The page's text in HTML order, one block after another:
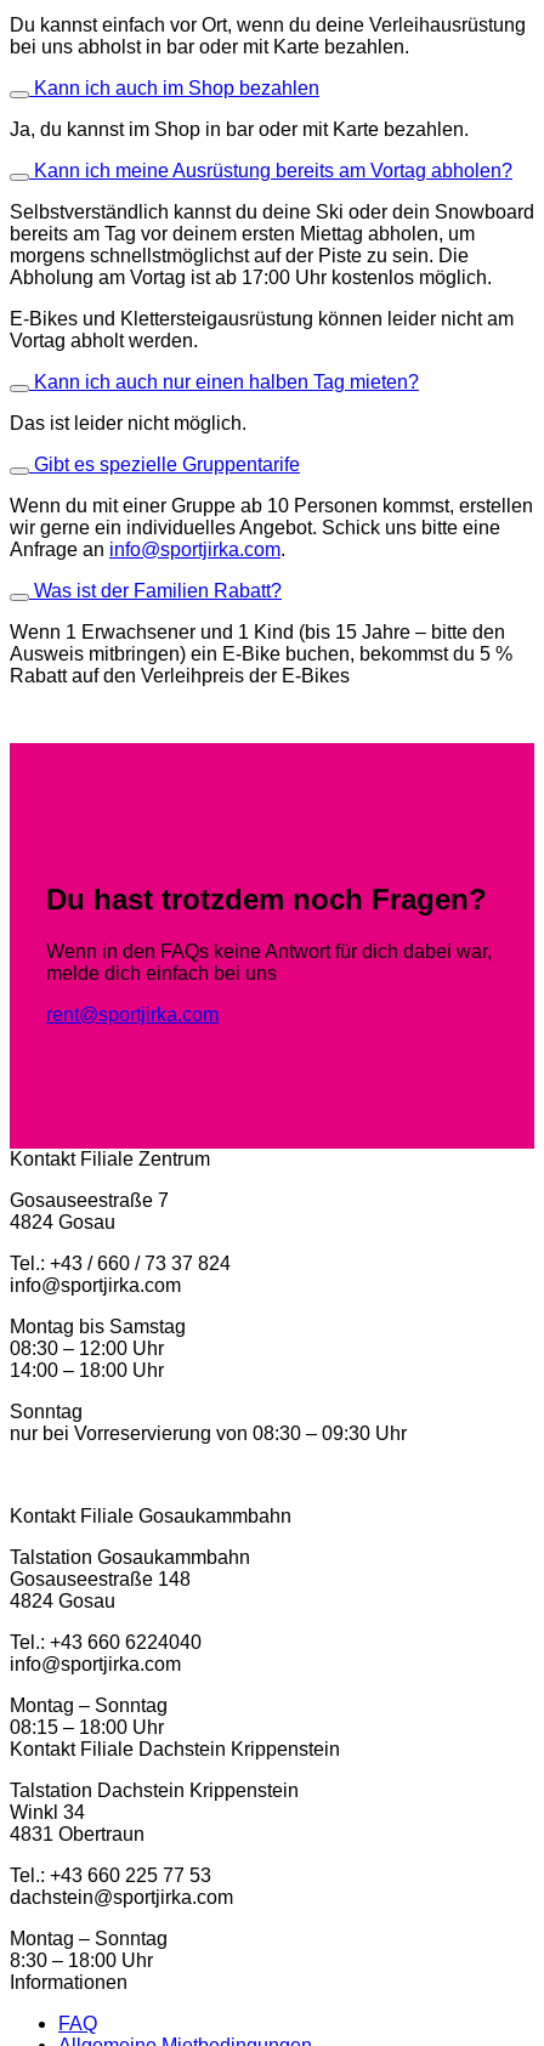
Du kannst einfach vor Ort, wenn du deine Verleihausrüstung
bei uns abholst in bar oder mit Karte bezahlen.
Kann ich auch im Shop bezahlen
Ja, du kannst im Shop in bar oder mit Karte bezahlen.
Kann ich meine Ausrüstung bereits am Vortag abholen?
Selbstverständlich kannst du deine Ski oder dein Snowboard
bereits am Tag vor deinem ersten Miettag abholen, um
morgens schnellstmöglichst auf der Piste zu sein. Die
Abholung am Vortag ist ab 17:00 Uhr kostenlos möglich.
E-Bikes und Klettersteigausrüstung können leider nicht am
Vortag abholt werden.
Kann ich auch nur einen halben Tag mieten?
Das ist leider nicht möglich.
Gibt es spezielle Gruppentarife
Wenn du mit einer Gruppe ab 10 Personen kommst, erstellen
wir gerne ein individuelles Angebot. Schick uns bitte eine
Anfrage an info@sportjirka.com.
Was ist der Familien Rabatt?
Wenn 1 Erwachsener und 1 Kind (bis 15 Jahre – bitte den
Ausweis mitbringen) ein E-Bike buchen, bekommst du 5 %
Rabatt auf den Verleihpreis der E-Bikes
Du hast trotzdem noch Fragen?
Wenn in den FAQs keine Antwort für dich dabei war,
melde dich einfach bei uns
rent@sportjirka.com
Kontakt Filiale Zentrum
Gosauseestraße 7
4824 Gosau
Tel.: +43 / 660 / 73 37 824
info@sportjirka.com
Montag bis Samstag
08:30 – 12:00 Uhr
14:00 – 18:00 Uhr
Sonntag
nur bei Vorreservierung von 08:30 – 09:30 Uhr
Kontakt Filiale Gosaukammbahn
Talstation Gosaukammbahn
Gosauseestraße 148
4824 Gosau
Tel.: ‭+43 660 6224040‬
info@sportjirka.com
Montag – Sonntag
08:15 – 18:00 Uhr
Kontakt Filiale Dachstein Krippenstein
Talstation Dachstein Krippenstein
Winkl 34
4831 Obertraun
Tel.: +43 660 225 77 53
dachstein@sportjirka.com
Montag – Sonntag
8:30 – 18:00 Uhr
Informationen
FAQ